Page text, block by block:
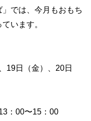
では、今月もおもち
います。
19日（金）、20日
：00〜15：00